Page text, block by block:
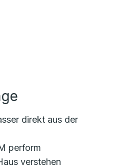
direkt aus der
perform
verstehen